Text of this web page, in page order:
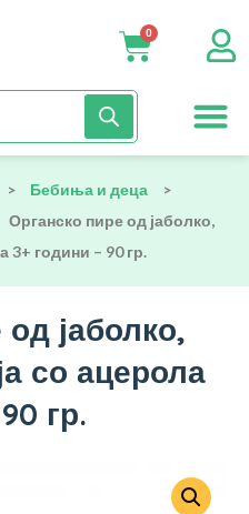
0
> Бебиња и деца
>
Органско пире од јаболко,
3+ години – 90 гр.
јаболко,
со ацерола
гр.